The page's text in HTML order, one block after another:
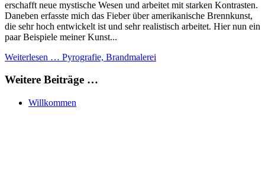
erschafft neue mystische Wesen und arbeitet mit starken Kontrasten.
Daneben erfasste mich das Fieber über amerikanische Brennkunst,
die sehr hoch entwickelt ist und sehr realistisch arbeitet. Hier nun ein
paar Beispiele meiner Kunst...
Weiterlesen … Pyrografie, Brandmalerei
Weitere Beiträge …
Willkommen